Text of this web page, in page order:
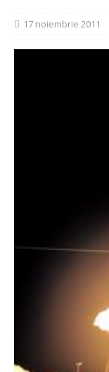
17 noiembrie 2011